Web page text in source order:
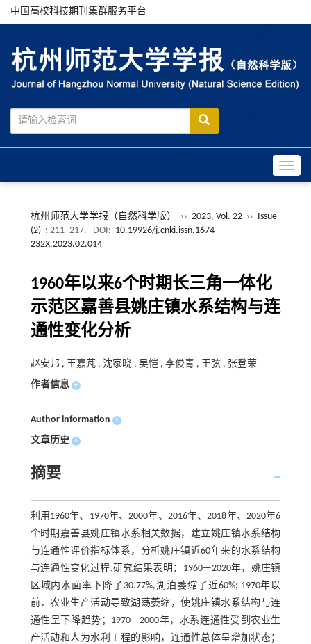
中国高校科技期刊集群服务平台
杭州师范大学学报（自然科学版） ›› 2023, Vol. 22 ›› Issue
(2) : 211 -217. DOI: 10.19926/j.cnki.issn.1674-
232X.2023.02.014
1960年以来6个时期长三角一体化
示范区嘉善县姚庄镇水系结构与连
通性变化分析
赵安邦 , 王嘉芃 , 沈家晓 , 吴恺 , 李俊青 , 王弦 , 张登荣
作者信息 +
Author information +
文章历史 +
摘要
利用1960年、1970年、2000年、2016年、2018年、2020年6
个时期嘉善县姚庄镇水系相关数据，建立姚庄镇水系结构
与连通性评价指标体系，分析姚庄镇近60年来的水系结构
与连通性变化过程.研究结果表明：1960—2020年，姚庄镇
区域内水面率下降了30.77%,湖泊萎缩了近60%; 1970年以
前，农业生产活动导致湖荡萎缩，使姚庄镇水系结构与连
通性呈下降趋势；1970—2000年，水系连通性受到农业生
产活动和人为水利工程的影响，连通性总体呈增加状态；